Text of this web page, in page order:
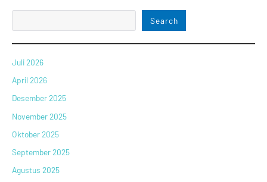
Search
Juli 2026
April 2026
Desember 2025
November 2025
Oktober 2025
September 2025
Agustus 2025